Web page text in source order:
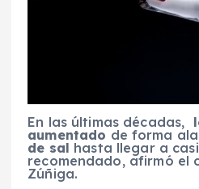
En las últimas décadas,
aumentado de forma
de sal hasta llegar a
recomendado, afirmó el
Zúñiga.